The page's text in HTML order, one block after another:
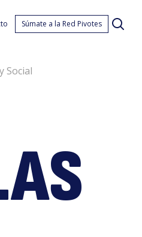
Súmate a la Red Pivotes
Social